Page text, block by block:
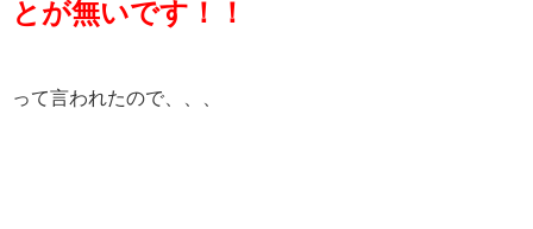
とが無いです！！
って言われたので、、、